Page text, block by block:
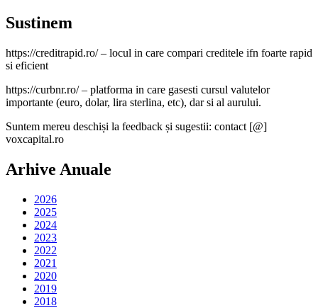
Sustinem
https://creditrapid.ro/ – locul in care compari creditele ifn foarte rapid
si eficient
https://curbnr.ro/ – platforma in care gasesti cursul valutelor
importante (euro, dolar, lira sterlina, etc), dar si al aurului.
Suntem mereu deschiși la feedback și sugestii: contact [@]
voxcapital.ro
Arhive Anuale
2026
2025
2024
2023
2022
2021
2020
2019
2018